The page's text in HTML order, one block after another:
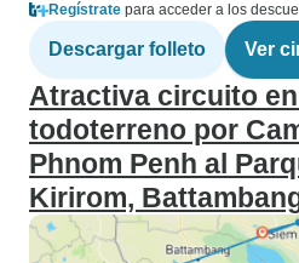
Regístrate para acceder a los
Descargar folleto Ver
Atractiva circuito
todoterreno por
Phnom Penh al
Kirirom,